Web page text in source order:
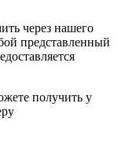
через нашего
представленный
получить у